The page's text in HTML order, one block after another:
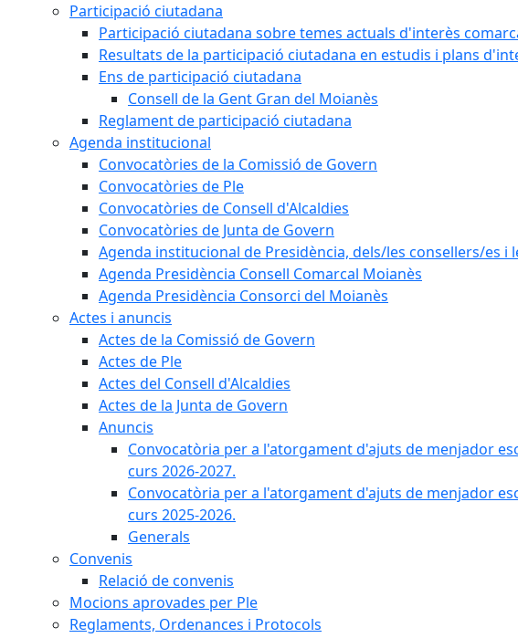
Participació ciutadana
Participació ciutadana sobre temes actuals d'interès
Resultats de la participació ciutadana en estudis i plans
Ens de participació ciutadana
Consell de la Gent Gran del Moianès
Reglament de participació ciutadana
Agenda institucional
Convocatòries de la Comissió de Govern
Convocatòries de Ple
Convocatòries de Consell d'Alcaldies
Convocatòries de Junta de Govern
Agenda institucional de Presidència, dels/les consellers/es i
Agenda Presidència Consell Comarcal Moianès
Agenda Presidència Consorci del Moianès
Actes i anuncis
Actes de la Comissió de Govern
Actes de Ple
Actes del Consell d'Alcaldies
Actes de la Junta de Govern
Anuncis
Convocatòria per a l'atorgament d'ajuts de menjador
curs 2026-2027.
Convocatòria per a l'atorgament d'ajuts de menjador
curs 2025-2026.
Generals
Convenis
Relació de convenis
Mocions aprovades per Ple
Reglaments, Ordenances i Protocols